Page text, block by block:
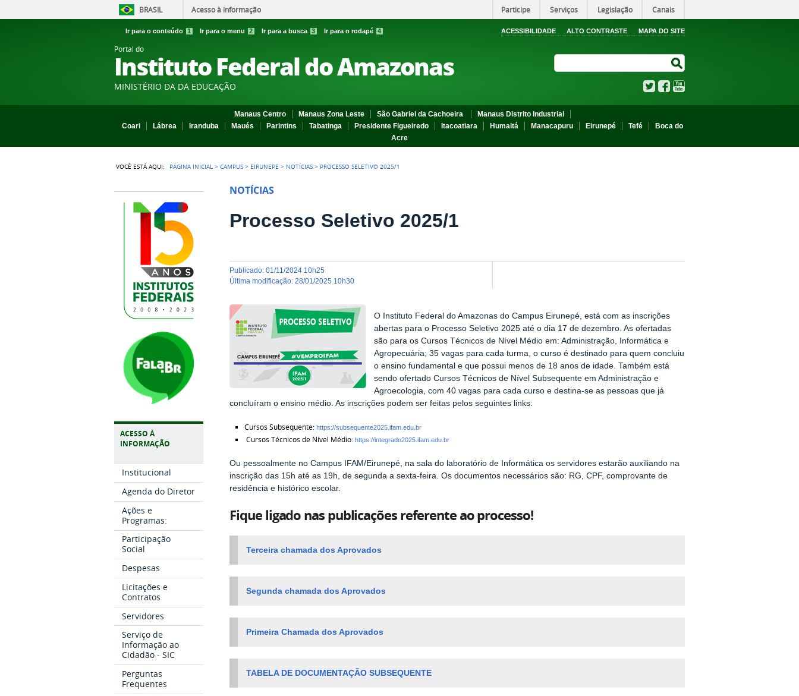
BRASIL Acesso à informação Participe Serviços Legislação Canais
Ir para o conteúdo 1 Ir para o menu 2 Ir para a busca 3 Ir para o rodapé 4 ACESSIBILIDADE ALTO CONTRASTE MAPA DO SITE
Portal do
Instituto Federal do Amazonas
MINISTÉRIO DA DA EDUCAÇÃO TwitterFacebook
Manaus Centro Manaus Zona Leste São Gabriel da Cachoeira
Manaus Distrito Industrial
Coari
Lábrea Iranduba Maués Parintins Tabatinga Presidente Figueiredo Itacoatiara Humaitá Manacapuru Eirunepé Tefé
Boca do
Acre
VOCÊ ESTÁ AQUI: PÁGINA INICIAL >CAMPUS > EIRUNEPE > NOTÍCIAS > PROCESSO SELETIVO 2025/1
ACESSO À
INFORMAÇÃO
Institucional
Agenda do Diretor
Ações e
Programas:
Participação
Social
Despesas
Licitações e
Contratos
Servidores
Serviço de
Informação ao
Cidadão - SIC
Perguntas
Frequentes
NOTÍCIAS
Processo Seletivo 2025/1
publicado:01/11/2024 10h25
última modificação:28/01/2025 10h30
O Instituto Federal do Amazonas do Campus Eirunepé, está com as inscrições
abertas para o Processo Seletivo 2025 até o dia 17 de dezembro. As ofertadas
são para os Cursos Técnicos de Nível Médio em: Administração, Informática e
Agropecuária; 35 vagas para cada turma, o curso é destinado para quem concluiu
o ensino fundamental e que possui menos de 18 anos de idade. Também está
sendo ofertado Cursos Técnicos de Nível Subsequente em Administração e
Agroecologia, com 40 vagas para cada curso e destina-se as pessoas que já
concluíram o ensino médio. As inscrições podem ser feitas pelos seguintes links:
Cursos Subsequente:https://subsequente2025.ifam.edu.br
Cursos Técnicos de Nível Médio:https://integrado2025.ifam.edu.br
Ou pessoalmente no Campus IFAM/Eirunepé, na sala do laboratório de Informática os servidores estarão auxiliando na
inscrição das 15h até as 19h, de segunda a sexta-feira. Os documentos necessários são: RG, CPF, comprovante de
residência e histórico escolar.
Fique ligado nas publicações referente ao processo!
Terceira chamada dos Aprovados
Segunda chamada dos Aprovados
Primeira Chamada dos Aprovados
TABELA DE DOCUMENTAÇÃO SUBSEQUENTE